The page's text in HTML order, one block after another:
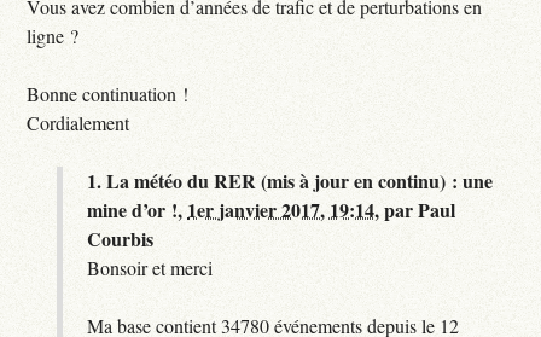
Vous avez combien d’années de trafic et de perturbations en
ligne ?
Bonne continuation !
Cordialement
1.La météo du RER (mis à jour en continu) : une
mine d’or !, 1er janvier 2017, 19:14,parPaul
Courbis
Bonsoir et merci
Ma base contient 34780 événements depuis le 12